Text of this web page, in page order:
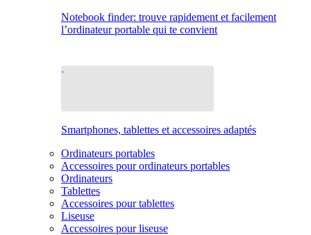
Notebook finder: trouve rapidement et facilement
l’ordinateur portable qui te convient
Smartphones, tablettes et accessoires adaptés
Ordinateurs portables
Accessoires pour ordinateurs portables
Ordinateurs
Tablettes
Accessoires pour tablettes
Liseuse
Accessoires pour liseuse